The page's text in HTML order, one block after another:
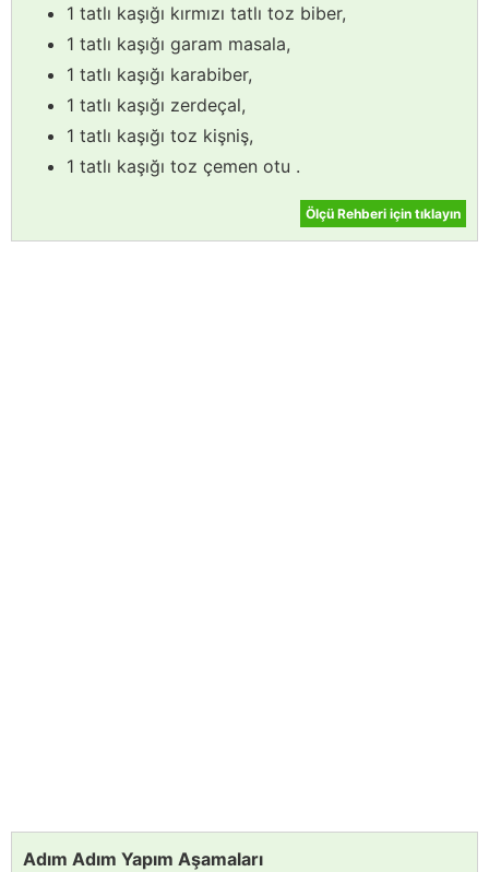
1 tatlı kaşığı kırmızı tatlı toz biber,
1 tatlı kaşığı garam masala,
1 tatlı kaşığı karabiber,
1 tatlı kaşığı zerdeçal,
1 tatlı kaşığı toz kişniş,
1 tatlı kaşığı toz çemen otu .
Ölçü Rehberi için tıklayın
Adım Adım Yapım Aşamaları